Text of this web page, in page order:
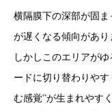
横隔膜下の深部が固
が遅くなる傾向があり
しかしこのエリアが
ードに切り替わりや
む感覚”が生まれやす